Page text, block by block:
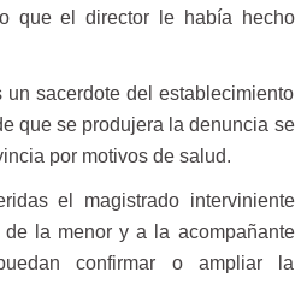
que el director le había hecho
un sacerdote del establecimiento
que se produjera la denuncia se
por motivos de salud.
el magistrado interviniente
la menor y a la acompañante
confirmar o ampliar la